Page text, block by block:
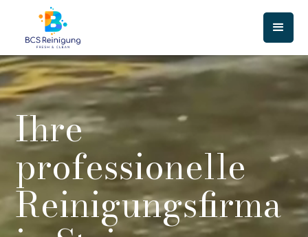
Ihre
professionelle
Reinigungsfirma